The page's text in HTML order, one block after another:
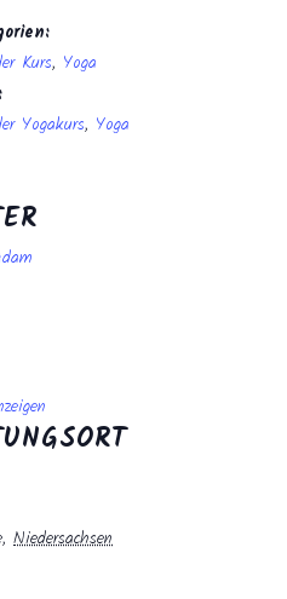
Kurs, Yoga
Yogakurs, Yoga
, Niedersachsen